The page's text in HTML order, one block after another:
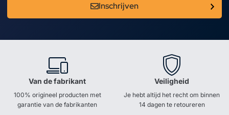
Inschrijven
Van de fabrikant
100% origineel producten met
garantie van de fabrikanten
Veiligheid
Je hebt altijd het recht om binnen
14 dagen te retoureren